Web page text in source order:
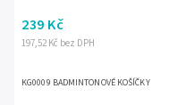
197,52 Kč bez DPH
239 Kč
KG0009 BADMINTONOVÉ KOŠÍČKY